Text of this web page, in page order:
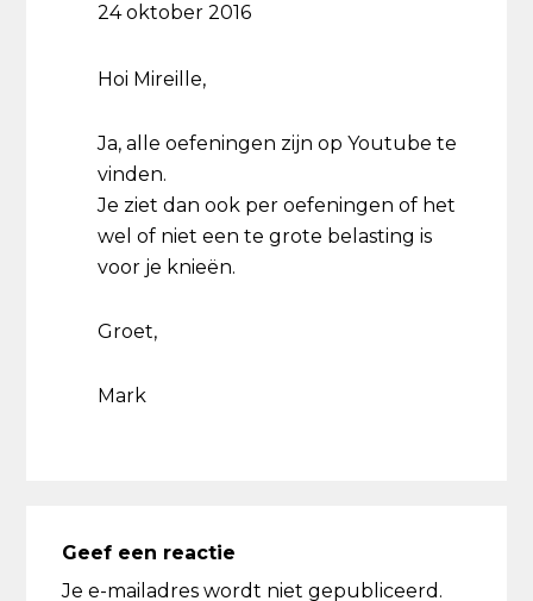
24 oktober 2016
Hoi Mireille,
Ja, alle oefeningen zijn op Youtube te
vinden.
Je ziet dan ook per oefeningen of het
wel of niet een te grote belasting is
voor je knieën.
Groet,
Mark
Geef een reactie
Je e-mailadres wordt niet gepubliceerd.